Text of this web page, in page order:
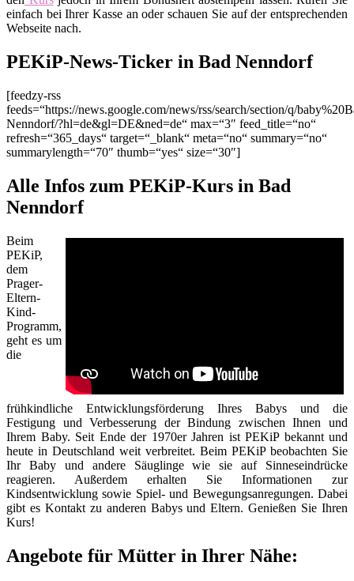
einfach bei Ihrer Kasse an oder schauen Sie auf der entsprechenden
Webseite nach.
PEKiP-News-Ticker in Bad Nenndorf
[feedzy-rss
feeds=“https://news.google.com/news/rss/search/section/q/
Nenndorf/?hl=de&gl=DE&ned=de“ max=“3″ feed_title=“no“
refresh=“365_days“ target=“_blank“ meta=“no“ summary=“no“
summarylength=“70″ thumb=“yes“ size=“30″]
Alle Infos zum PEKiP-Kurs in Bad
Nenndorf
Beim
PEKiP,
dem
Prager-
Eltern-
Kind-
Programm,
geht es um
die
frühkindliche Entwicklungsförderung Ihres Babys und die
Festigung und Verbesserung der Bindung zwischen Ihnen und
Ihrem Baby. Seit Ende der 1970er Jahren ist PEKiP bekannt und
heute in Deutschland weit verbreitet. Beim PEKiP beobachten Sie
Ihr Baby und andere Säuglinge wie sie auf Sinneseindrücke
reagieren. Außerdem erhalten Sie Informationen zur
Kindsentwicklung sowie Spiel- und Bewegungsanregungen. Dabei
gibt es Kontakt zu anderen Babys und Eltern. Genießen Sie Ihren
Kurs!
Angebote für Mütter in Ihrer Nähe: